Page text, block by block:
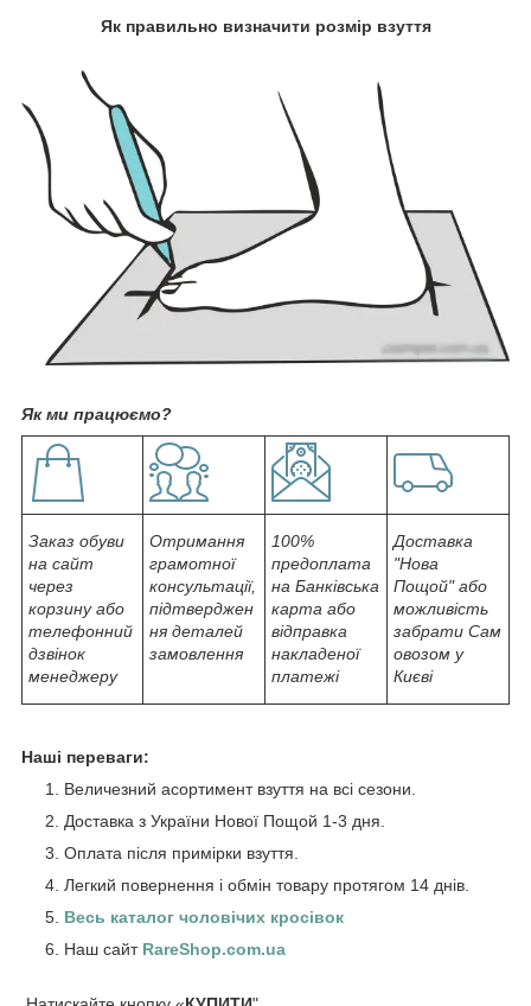
Як правильно визначити розмір взуття
Як ми працюємо?
Заказ обуви
на сайт
через
корзину або
телефонний
дзвінок
менеджеру
Отримання
грамотної
консультації,
підтверджен
ня деталей
замовлення
100%
предоплата
на Банківська
карта або
відправка
накладеної
платежі
Доставка
"Нова
Пощой" або
можливість
забрати Сам
овозом у
Києві
Наші переваги:
Величезний асортимент взуття на всі сезони.
Доставка з України Нової Пощой 1-3 дня.
Оплата після примірки взуття.
Легкий повернення і обмін товару протягом 14 днів.
Весь каталог чоловічих кросівок
Наш сайт RareShop.com.ua